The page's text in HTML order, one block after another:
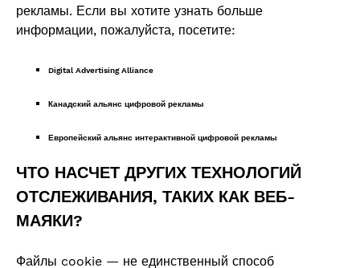
рекламы. Если вы хотите узнать больше
информации, пожалуйста, посетите:
Digital Advertising Alliance
Канадский альянс цифровой рекламы
Европейский альянс интерактивной цифровой рекламы
ЧТО НАСЧЕТ ДРУГИХ ТЕХНОЛОГИЙ
ОТСЛЕЖИВАНИЯ, ТАКИХ КАК ВЕБ-
МАЯКИ?
Файлы cookie — не единственный способ